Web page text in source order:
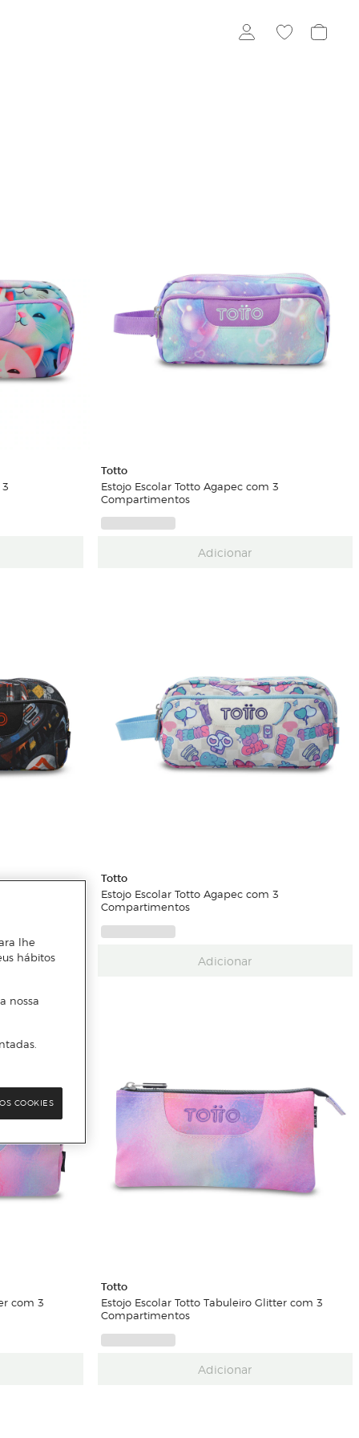
Totto
Estojo Escolar Totto Agapec com 3
Compartimentos
Adicionar
Totto
Estojo Escolar Totto Agapec com 3
Compartimentos
Adicionar
com 3
Totto
Estojo Escolar Totto Tabuleiro Glitter com 3
Compartimentos
Adicionar
lhe
hábitos
nossa
COOKIES